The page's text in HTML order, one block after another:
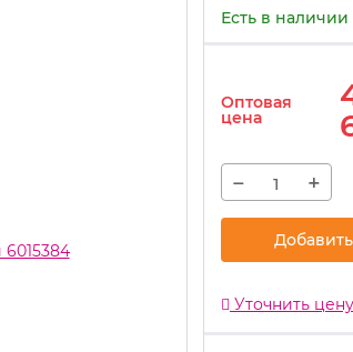
Есть в наличии
Оптовая
цена
− +
Уточнить